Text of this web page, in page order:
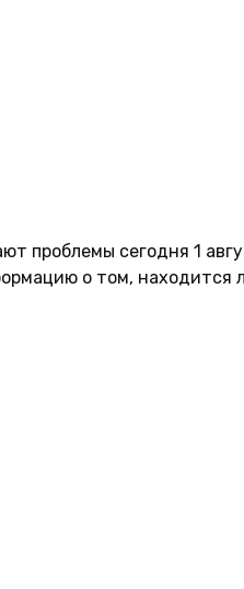
проблемы сегодня 1
о том, находится